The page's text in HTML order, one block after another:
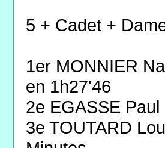
5 + Cadet +
1er MONNIER
en 1h27'46
2e EGASSE
3e TOUTARD